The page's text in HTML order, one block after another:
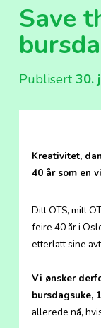
Save
Publisert30.
Kreativitet,
40 år som en
Ditt OTS, mitt
feire 40 år i
etterlatt sine
Vi ønsker
bursdagsuke,
allerede nå,